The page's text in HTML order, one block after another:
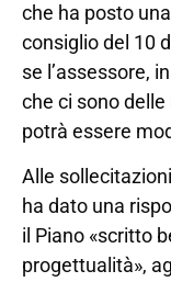
che ha posto
consiglio del 10
se l’assessore,
che ci sono
potrà essere
Alle
ha dato una
il Piano «scritto
progettualità»,